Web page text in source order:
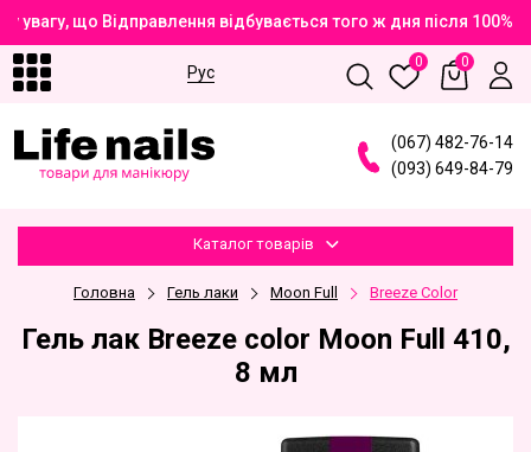
увагу, що Відправлення відбувається того ж дня після
Рус
0 0
(067) 482-76-14
(093) 649-84-79
Каталог товарів
Головна Гель лаки Moon Full Breeze Color
Гель лак Breeze color Moon Full 410,
8 мл